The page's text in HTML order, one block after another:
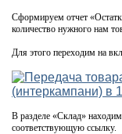
Сформируем отчет
количество нужного нам
Для этого переходим на
В разделе «Склад»
соответствующую ссылку.